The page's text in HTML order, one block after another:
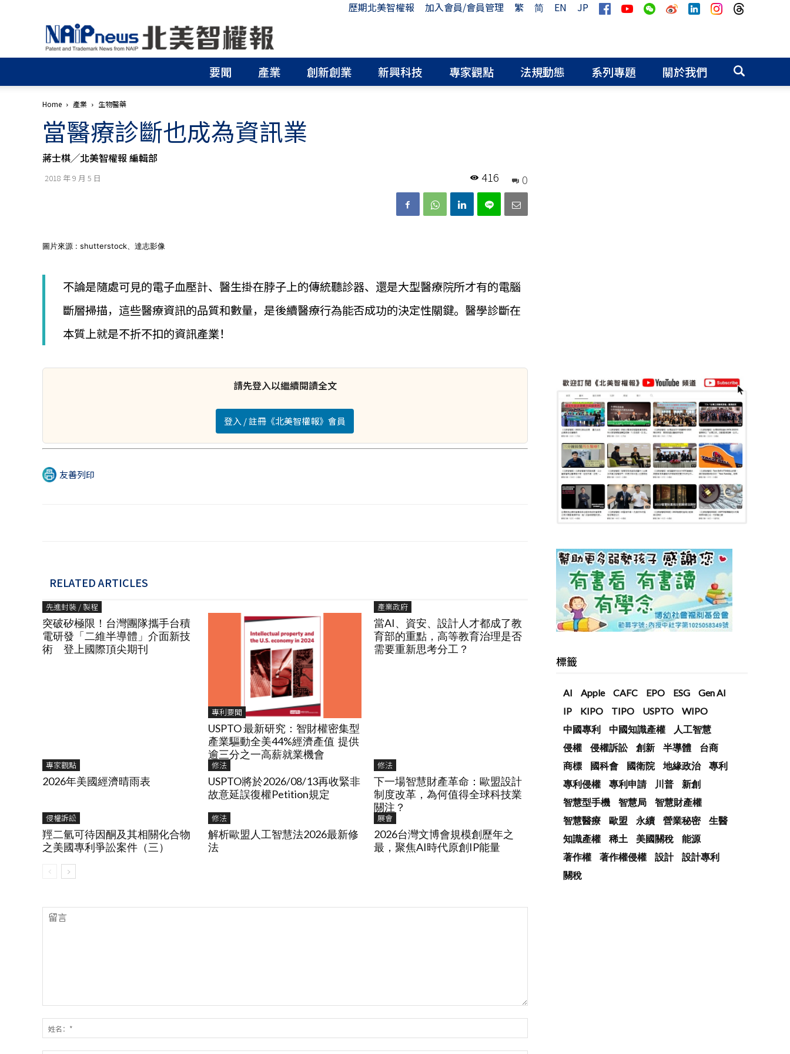
歷期北美智權報 加入會員/會員管理 繁 简 EN
JP
北
美
智
權
│
申
請
│
分
智
財
權
顧
問
│
利
專
要聞 產業 創新創業 新興科技 專家觀點 法規動態 系列專題 關於我們
Home 產業 生物醫藥
當醫療診斷也成為資訊業
蔣士棋╱北美智權報 編輯部
2018 年 9 月 5 日 0
416
圖片來源 : shutterstock、達志影像
不論是隨處可見的電子血壓計、醫生掛在脖子上的傳統聽診器、還是大型醫療院所才有的電腦
斷層掃描，這些醫療資訊的品質和數量，是後續醫療行為能否成功的決定性關鍵。醫學診斷在
本質上就是不折不扣的資訊產業！
請先登入以繼續閱讀全文
登入 / 註冊《北美智權報》會員
友善列印
RELATED ARTICLES
先進封裝 / 製程
突破矽極限！台灣團隊攜手台積
電研發「二維半導體」介面新技
術 登上國際頂尖期刊
專利要聞
USPTO 最新研究：智財權密集型
產業驅動全美44%經濟產值 提供
逾三分之一高薪就業機會
產業政府
當AI、資安、設計人才都成了教
育部的重點，高等教育治理是否
需要重新思考分工？
專家觀點
2026年美國經濟晴雨表
修法
USPTO將於2026/08/13再收緊非
故意延誤復權Petition規定
修法
下一場智慧財產革命：歐盟設計
制度改革，為何值得全球科技業
關注？
侵權訴訟
羥二氫可待因酮及其相關化合物
之美國專利爭訟案件（三）
修法
解析歐盟人工智慧法2026最新修
法
展會
2026台灣文博會規模創歷年之
最，聚焦AI時代原創IP能量
標籤
AI Apple CAFC EPO ESG
Gen AI
IP
KIPO TIPO USPTO
WIPO
中國專利
中國知識產權
人工智慧
侵權
侵權訴訟 創新 半導體
台商
商標
國科會 國衛院 地緣政治
專利
專利侵權
專利申請 川普
新創
智慧型手機
智慧局
智慧財產權
智慧醫療
歐盟 永續 營業秘密
生醫
知識產權
稀土 美國關稅
能源
著作權
著作權侵權 設計
設計專利
關稅